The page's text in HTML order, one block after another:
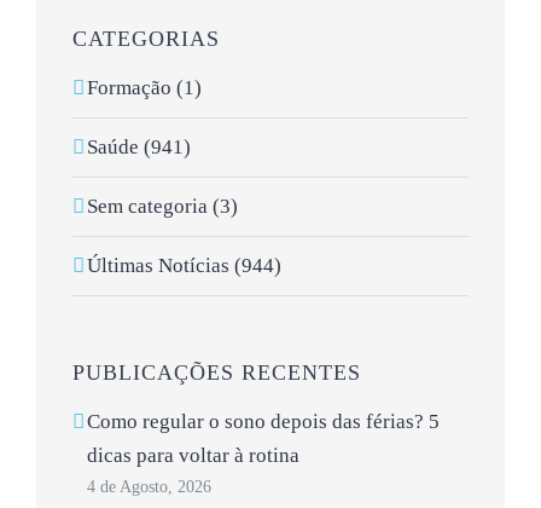
CATEGORIAS
Formação (1)
Saúde (941)
Sem categoria (3)
Últimas Notícias (944)
PUBLICAÇÕES RECENTES
Como regular o sono depois das férias? 5
dicas para voltar à rotina
4 de Agosto, 2026